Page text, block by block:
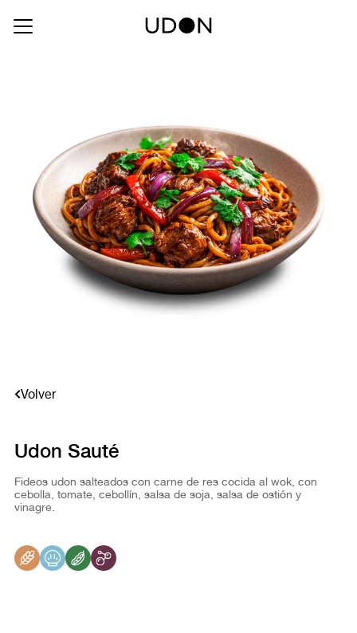
Volver
Udon Sauté
Fideos udon salteados con carne de res cocida al wok, con
cebolla, tomate, cebollín, salsa de soja, salsa de ostión y
vinagre.